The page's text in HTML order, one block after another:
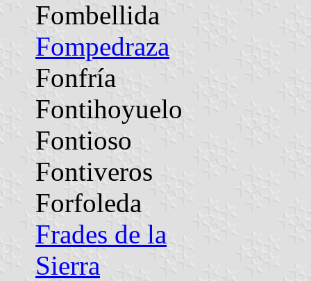
Fombellida
Fompedraza
Fonfría
Fontihoyuelo
Fontioso
Fontiveros
Forfoleda
Frades de la
Sierra